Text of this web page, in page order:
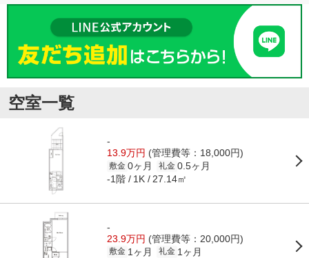
空室一覧
-
13.9万円 (管理費等：18,000円)
敷金 0ヶ月 礼金 0.5ヶ月
-1階 1K 27.14㎡
-
23.9万円 (管理費等：20,000円)
敷金 1ヶ月 礼金 1ヶ月